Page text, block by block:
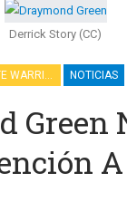
Derrick Story (CC)
NOTICIAS
Green